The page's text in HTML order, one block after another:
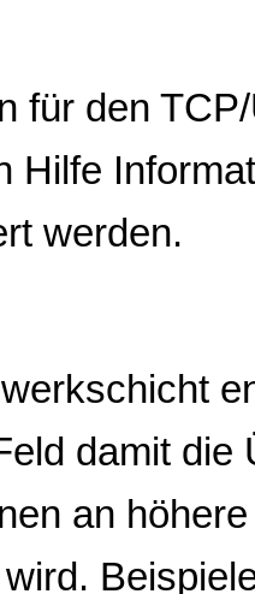
für den
Hilfe
werden.
damit die
an